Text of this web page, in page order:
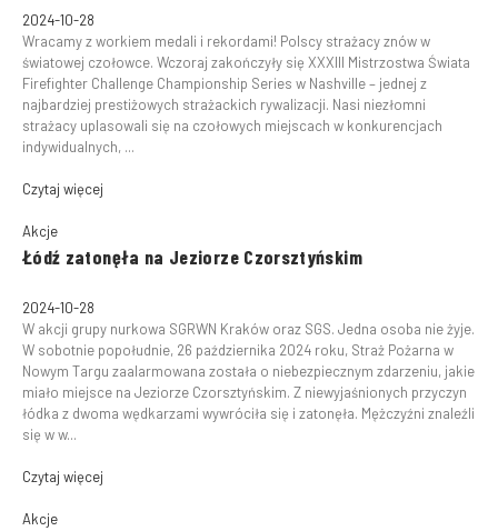
2024-10-28
Wracamy z workiem medali i rekordami! Polscy strażacy znów w
światowej czołowce. Wczoraj zakończyły się XXXIII Mistrzostwa Świata
Firefighter Challenge Championship Series w Nashville – jednej z
najbardziej prestiżowych strażackich rywalizacji. Nasi niezłomni
strażacy uplasowali się na czołowych miejscach w konkurencjach
indywidualnych, ...
Czytaj więcej
Akcje
Łódź zatonęła na Jeziorze Czorsztyńskim
2024-10-28
W akcji grupy nurkowa SGRWN Kraków oraz SGS. Jedna osoba nie żyje.
W sobotnie popołudnie, 26 października 2024 roku, Straż Pożarna w
Nowym Targu zaalarmowana została o niebezpiecznym zdarzeniu, jakie
miało miejsce na Jeziorze Czorsztyńskim. Z niewyjaśnionych przyczyn
łódka z dwoma wędkarzami wywróciła się i zatonęła. Mężczyźni znaleźli
się w w...
Czytaj więcej
Akcje